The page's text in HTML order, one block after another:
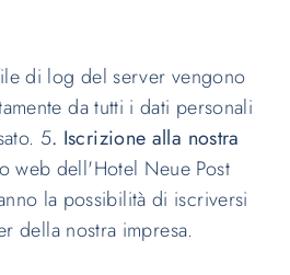
di log del server vengono
da tutti i dati personali
5. Iscrizione alla nostra
web dell'Hotel Neue Post
la possibilità di iscriversi
della nostra impresa.